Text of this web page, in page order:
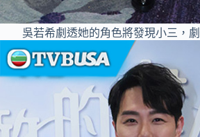
吳若希劇透她的角色將發現小三，